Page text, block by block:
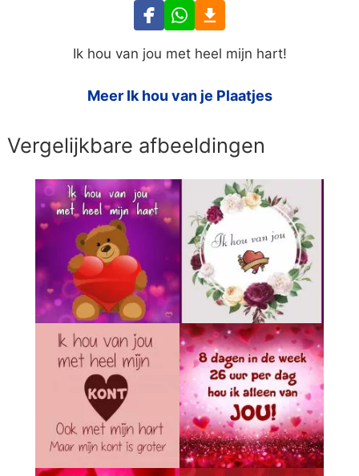
Ik hou van jou met heel mijn hart!
Meer Ik hou van je Plaatjes
Vergelijkbare afbeeldingen